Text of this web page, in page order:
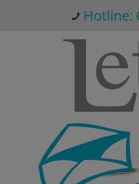
Hotline: